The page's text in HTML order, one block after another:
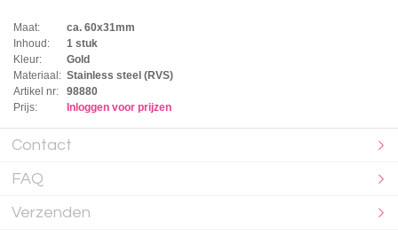
Maat:
ca. 60x31mm
Inhoud:
1 stuk
Kleur:
Gold
Materiaal: Stainless steel (RVS)
Artikel nr:
98880
Prijs:
Inloggen voor prijzen
Contact
FAQ
Verzenden